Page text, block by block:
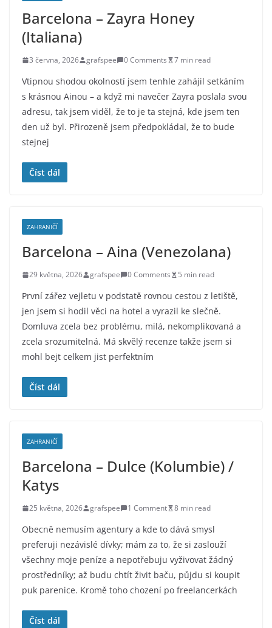
Barcelona – Zayra Honey
(Italiana)
3 června, 2026 grafspee 0 Comments 7 min read
Vtipnou shodou okolností jsem tenhle zahájil setkáním
s krásnou Ainou – a když mi navečer Zayra poslala svou
adresu, tak jsem viděl, že to je ta stejná, kde jsem ten
den už byl. Přirozeně jsem předpokládal, že to bude
stejnej
Číst dál
ZAHRANIČÍ
Barcelona – Aina (Venezolana)
29 května, 2026 grafspee 0 Comments 5 min read
První zářez vejletu v podstatě rovnou cestou z letiště,
jen jsem si hodil věci na hotel a vyrazil ke slečně.
Domluva zcela bez problému, milá, nekomplikovaná a
zcela srozumitelná. Má skvělý recenze takže jsem si
mohl bejt celkem jist perfektním
Číst dál
ZAHRANIČÍ
Barcelona – Dulce (Kolumbie) /
Katys
25 května, 2026 grafspee 1 Comment 8 min read
Obecně nemusím agentury a kde to dává smysl
preferuji nezávislé dívky; mám za to, že si zaslouží
všechny moje peníze a nepotřebuju vyživovat žádný
prostředníky; až budu chtít živit baču, půjdu si koupit
puk parenice. Kromě toho chození po freelancerkách
Číst dál